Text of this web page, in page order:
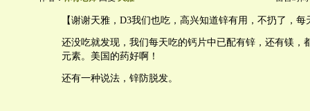
【谢谢天雅，D3我们也吃，高兴知道锌有用，不扔了，每
还没吃就发现，我们每天吃的钙片中已配有锌，还有镁，
元素。美国的药好啊！
还有一种说法，锌防脱发。